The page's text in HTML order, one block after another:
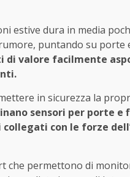
estive dura in media
puntando su porte
di valore facilmente
in sicurezza la
sensori per porte e
con le forze
che permettono di